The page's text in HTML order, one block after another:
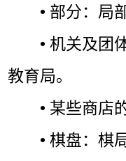
• 部分：局
• 机关及团
教育局。
• 某些商店
• 棋盘：棋